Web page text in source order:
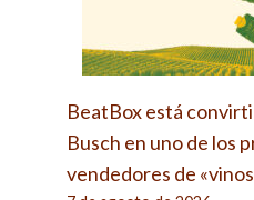
BeatBox está
Busch en uno de los
vendedores de